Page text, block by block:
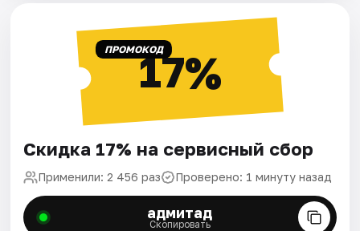
ПРОМОКОД17%
Скидка 17% на сервисный сбор
Применили: 2 456 раз Проверено: 1 минуту назад
адмитад
Скопировать